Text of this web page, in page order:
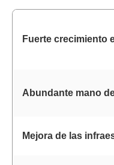
Fuerte crecimiento
Abundante mano
Mejora de las